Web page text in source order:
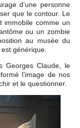
d’une personne
que le contour. Le
immobile comme un
ou un zombie
au musée du
générique.
Georges Claude, le
l’image de nos
et le questionner.